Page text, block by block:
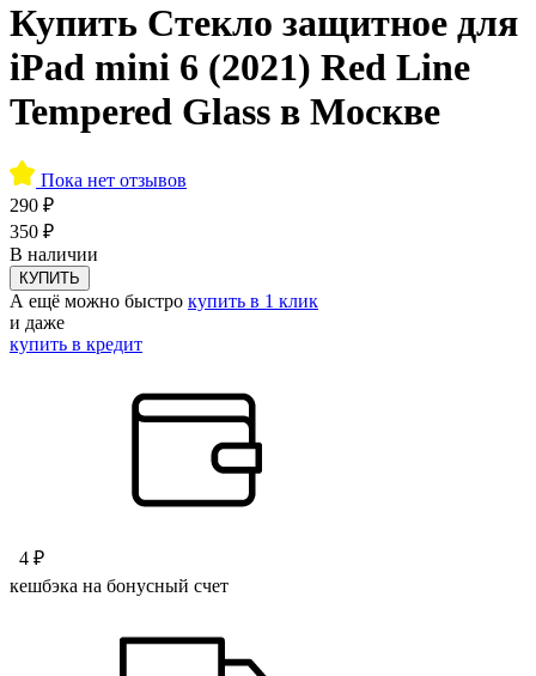
Купить Стекло защитное для
iPad mini 6 (2021) Red Line
Tempered Glass в Москве
Пока нет отзывов
290 ₽
350 ₽
В наличии
КУПИТЬ
А ещё можно быстро купить в 1 клик
и даже
купить в кредит
4 ₽
кешбэка на бонусный счет